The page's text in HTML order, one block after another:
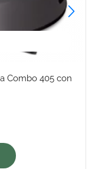
Combo 405 con